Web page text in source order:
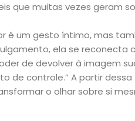
que muitas vezes geram
é um gesto íntimo, mas
ela se reconecta
de devolver à imagem
de controle.” A partir
o olhar sobre si